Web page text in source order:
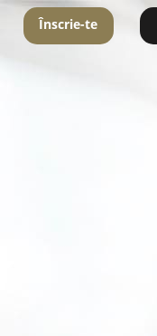
Înscrie-te